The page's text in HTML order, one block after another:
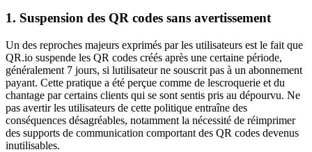
1. Suspension des QR codes sans avertissement
Un des reproches majeurs exprimés par les utilisateurs est le fait que
QR.io suspende les QR codes créés après une certaine période,
généralement 7 jours, si lutilisateur ne souscrit pas à un abonnement
payant. Cette pratique a été perçue comme de lescroquerie et du
chantage par certains clients qui se sont sentis pris au dépourvu. Ne
pas avertir les utilisateurs de cette politique entraîne des
conséquences désagréables, notamment la nécessité de réimprimer
des supports de communication comportant des QR codes devenus
inutilisables.